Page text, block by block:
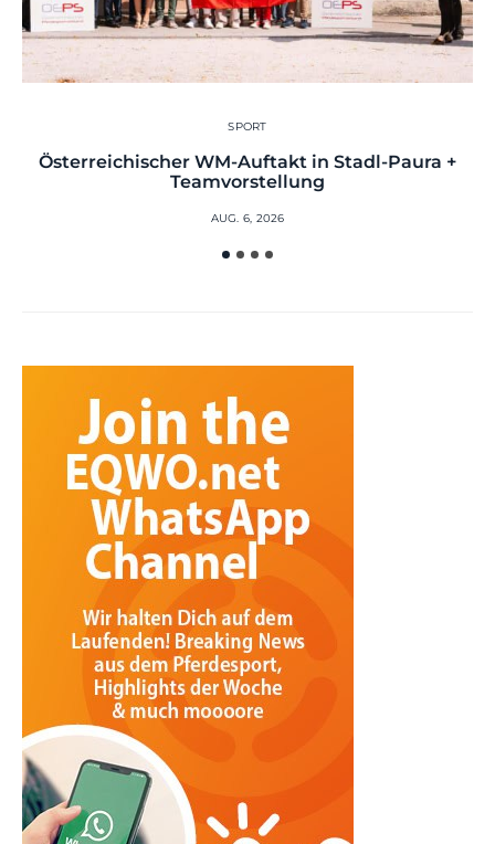
SPORT
Österreichischer WM-Auftakt in Stadl-Paura +
Teamvorstellung
AUG. 6, 2026